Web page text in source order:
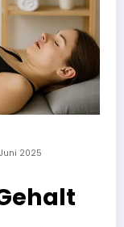
Juni 2025